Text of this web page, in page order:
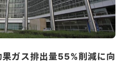
ガス排出量55%削減に向